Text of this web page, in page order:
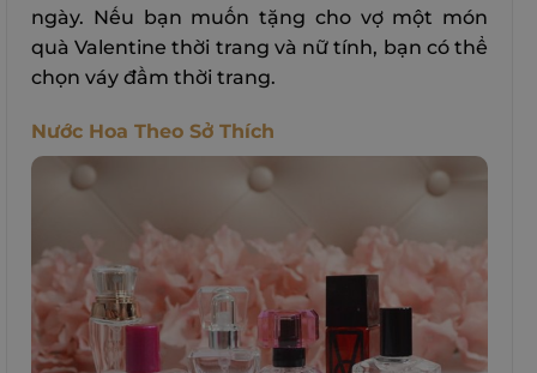
ngày. Nếu bạn muốn tặng cho vợ một món
quà Valentine thời trang và nữ tính, bạn có thể
chọn váy đầm thời trang.
Nước Hoa Theo Sở Thích